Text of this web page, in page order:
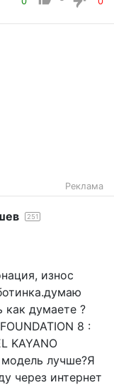
Реклама
251
износ
как думаете ?
8 :
KAYANO
модель лучше?Я
через интернет